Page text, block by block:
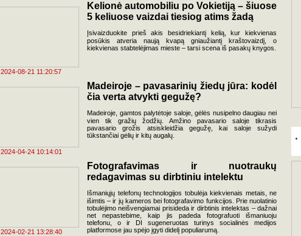
2024-08-21 11:20:57
Kelionė automobiliu po Vokietiją – šiuose
5 keliuose vaizdai tiesiog atims žadą
Įsivaizduokite prieš akis besidriekiantį kelią, kur kiekvienas
posūkis atveria naują kvapą gniaužiantį kraštovaizdį, o
kiekvienas stabtelėjimas mieste – tarsi scena iš pasakų knygos.
2024-04-24 10:14:01
Madeiroje – pavasarinių žiedų jūra: kodėl
čia verta atvykti gegužę?
Madeiroje, gamtos palytėtoje saloje, gėlės nusipelno daugiau nei
vien tik gražių žodžių. Amžino pavasario saloje tikrasis
pavasario grožis atsiskleidžia gegužę, kai saloje sužydi
tūkstančiai gėlių ir kitų augalų.
2024-02-21 13:28:40
Fotografavimas ir nuotraukų
redagavimas su dirbtiniu intelektu
Išmaniųjų telefonų technologijos tobulėja kiekvienais metais, ne
išimtis – ir jų kameros bei fotografavimo funkcijos. Prie nuolatinio
tobulėjimo neišvengiamai prisideda ir dirbtinis intelektas – dažnai
net nepastebime, kaip jis padeda fotografuoti išmaniuoju
telefonu, o ir DI sugeneruotas turinys socialinės medijos
platformose jau spėjo įgyti didelį populiarumą.